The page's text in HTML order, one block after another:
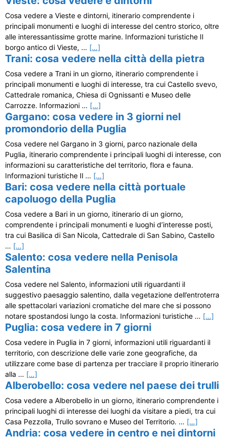
Cosa vedere a Vieste e dintorni, itinerario comprendente i
principali monumenti e luoghi di interesse del centro storico, oltre
alle interessantissime grotte marine. Informazioni turistiche Il
borgo antico di Vieste, … […]
Trani: cosa vedere nella città della pietra
Cosa vedere a Trani in un giorno, itinerario comprendente i
principali monumenti e luoghi di interesse, tra cui Castello svevo,
Cattedrale romanica, Chiesa di Ognissanti e Museo delle
Carrozze. Informazioni … […]
Gargano: cosa vedere in 3 giorni nel
promondorio della Puglia
Cosa vedere nel Gargano in 3 giorni, parco nazionale della
Puglia, itinerario comprendente i principali luoghi di interesse, con
informazioni su caratteristiche del territorio, flora e fauna.
Informazioni turistiche Il … […]
Bari: cosa vedere nella città portuale
capoluogo della Puglia
Cosa vedere a Bari in un giorno, itinerario di un giorno,
comprendente i principali monumenti e luoghi d’interesse posti,
tra cui Basilica di San Nicola, Cattedrale di San Sabino, Castello
… […]
Salento: cosa vedere nella Penisola
Salentina
Cosa vedere nel Salento, informazioni utili riguardanti il
suggestivo paesaggio salentino, dalla vegetazione dell’entroterra
alle spettacolari variazioni cromatiche del mare che si possono
notare spostandosi lungo la costa. Informazioni turistiche … […]
Puglia: cosa vedere in 7 giorni
Cosa vedere in Puglia in 7 giorni, informazioni utili riguardanti il
territorio, con descrizione delle varie zone geografiche, da
utilizzare come base di partenza per tracciare il proprio itinerario
alla … […]
Alberobello: cosa vedere nel paese dei trulli
Cosa vedere a Alberobello in un giorno, itinerario comprendente i
principali luoghi di interesse dei luoghi da visitare a piedi, tra cui
Casa Pezzolla, Trullo sovrano e Museo del Territorio. … […]
Andria: cosa vedere in centro e nei dintorni